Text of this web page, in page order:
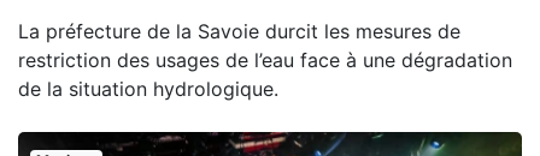
La préfecture de la Savoie durcit les mesures de
restriction des usages de l’eau face à une dégradation
de la situation hydrologique.